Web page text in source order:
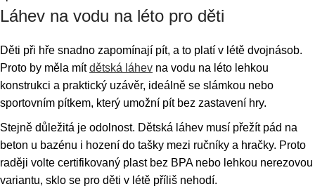
Láhev na vodu na léto pro děti
Děti při hře snadno zapomínají pít, a to platí v létě dvojnásob.
Proto by měla mítdětská láhev na vodu na léto lehkou
konstrukci a praktický uzávěr, ideálně se slámkou nebo
sportovním pítkem, který umožní pít bez zastavení hry.
Stejně důležitá je odolnost. Dětská láhev musí přežít pád na
beton u bazénu i hození do tašky mezi ručníky a hračky. Proto
raději volte certifikovaný plast bez BPA nebo lehkou nerezovou
variantu, sklo se pro děti v létě příliš nehodí.